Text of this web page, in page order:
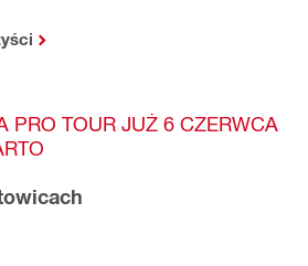
PRO TOUR JUŻ 6 CZERWCA